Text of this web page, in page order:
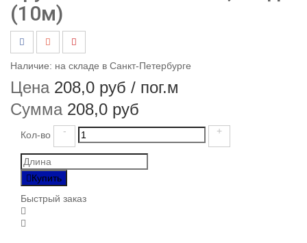
(10м)
Наличие: на складе в Санкт-Петербурге
Цена 208,0 руб / пог.м
Сумма 208,0 руб
Кол-во - +
Купить
Быстрый заказ